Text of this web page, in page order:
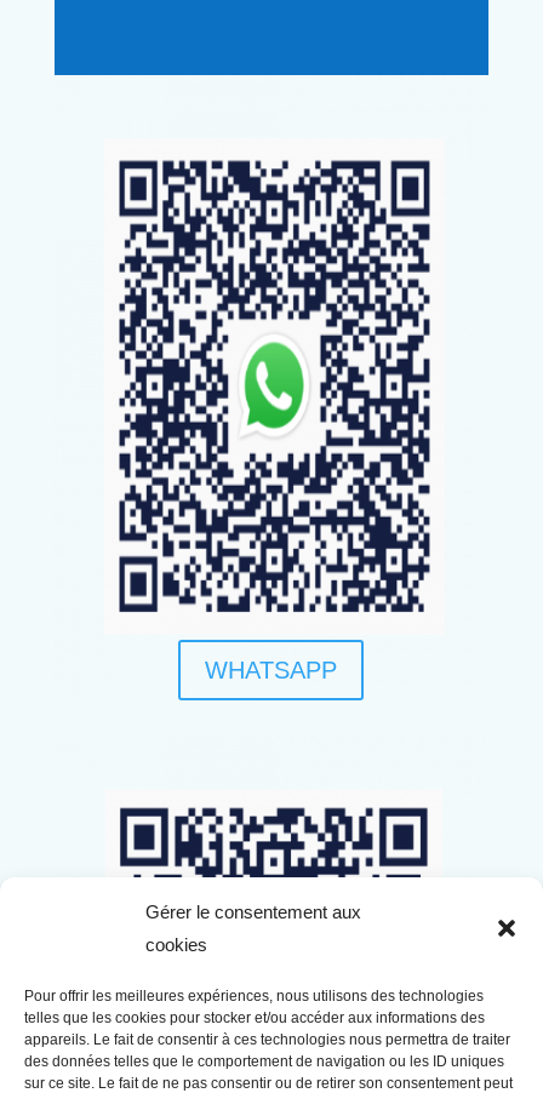
Gérer le consentement aux
cookies
Pour offrir les meilleures expériences, nous utilisons des technologies
telles que les cookies pour stocker et/ou accéder aux informations des
appareils. Le fait de consentir à ces technologies nous permettra de traiter
des données telles que le comportement de navigation ou les ID uniques
sur ce site. Le fait de ne pas consentir ou de retirer son consentement peut
WHATSAPP